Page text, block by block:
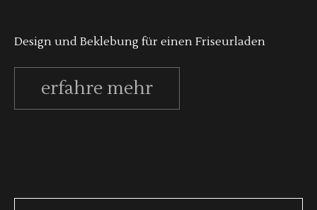
Design und Beklebung für einen Friseurladen
erfahre mehr